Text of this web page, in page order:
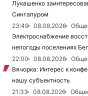
Лукашенко
Сингапуром
23:49
08.08.2026
Электроснабжение
непогоды поселениях
22:00
08.08.2026
Вячорка: Интерес к
нашу субъектность
21:33
08.08.2026